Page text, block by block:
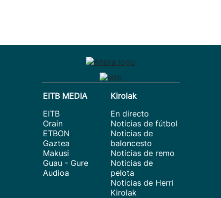
EITB MEDIA
EITB
Orain
ETBON
Gaztea
Makusi
Guau - Gure
Audioa
Kirolak
En directo
Noticias de fútbol
Noticias de
baloncesto
Noticias de remo
Noticias de
pelota
Noticias de Herri
Kirolak